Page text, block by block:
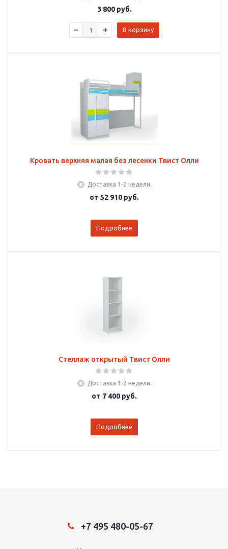
3 800руб.
В корзину
Кровать верхняя малая без лесенки Твист Олли
Доставка 1-2 недели.
от 52 910 руб.
Подробнее
Стеллаж открытый Твист Олли
Доставка 1-2 недели.
от 7 400 руб.
Подробнее
+7 495 480-05-67